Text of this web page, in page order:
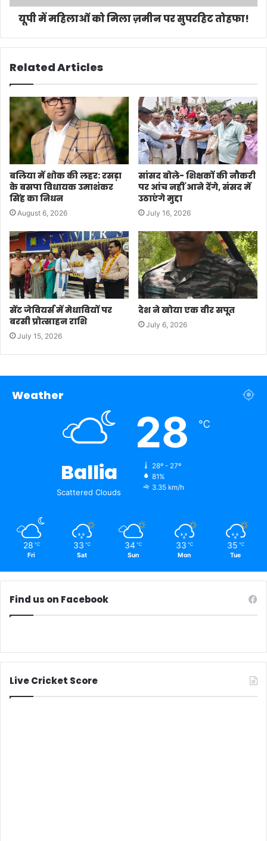
यूपी में महिलाओं को मिला ज़मीन पर सुपरहिट तोहफा!
Related Articles
बलिया में शोक की लहर: रसड़ा
के बसपा विधायक उमाशंकर
सिंह का निधन
August 6, 2026
सांसद बोले- शिक्षकों की नौकरी
पर आंच नहीं आने देंगे, संसद में
उठाएंगे मुद्दा
July 16, 2026
सेंट जेवियर्स में मेधावियों पर
बरसी प्रोत्साहन राशि
July 15, 2026
देश ने खोया एक वीर सपूत
July 6, 2026
Weather
Ballia
Scattered Clouds
28 ℃
28º - 27º
81%
3.35 km/h
28 ℃
Fri
33 ℃
Sat
34 ℃
Sun
33 ℃
Mon
35 ℃
Tue
Find us on Facebook
Live Cricket Score